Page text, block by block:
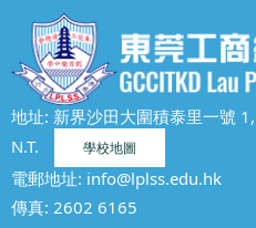
地址: 新界沙田大圍積泰里一號
N.T.
學校地圖
電郵地址: info@lplss.edu.hk
傳真: 2602 6165